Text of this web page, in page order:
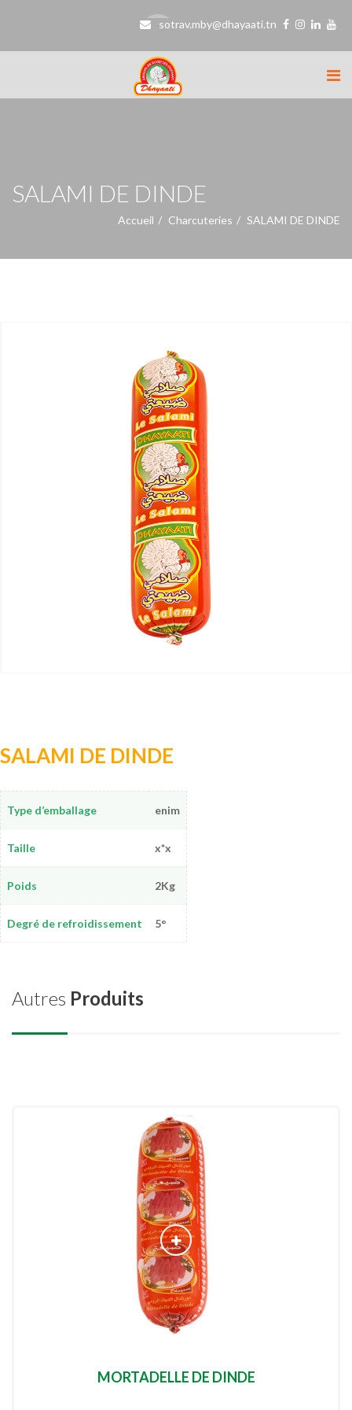
sotrav.mby@dhayaati.tn
SALAMI DE DINDE
Accueil Charcuteries SALAMI DE DINDE
SALAMI DE DINDE
Type d’emballage enim
Taille x*x
Poids 2Kg
Degré de refroidissement 5°
Autres Produits
MORTADELLE DE DINDE